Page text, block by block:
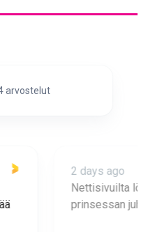
arvostelut
pienen